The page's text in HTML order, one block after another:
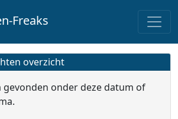
Freaks
overzicht
gevonden onder deze datum of